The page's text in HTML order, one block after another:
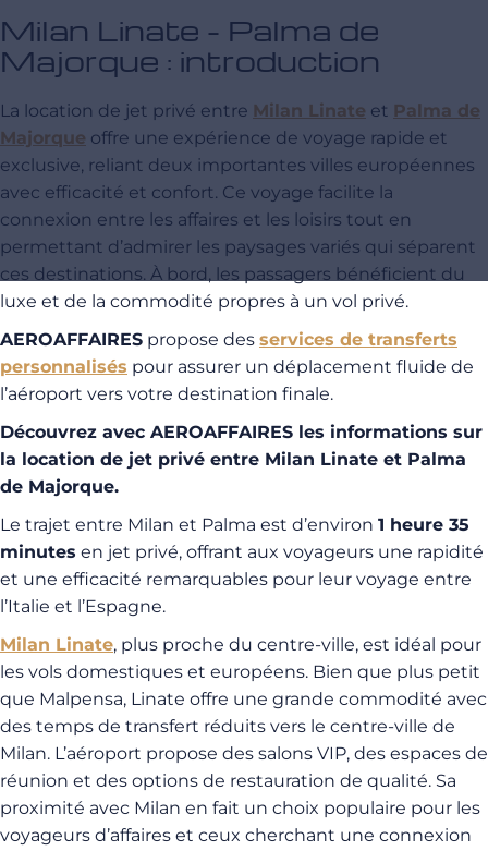
Milan Linate - Palma de
Majorque : introduction
La location de jet privé entre Milan Linate et Palma de
Majorque offre une expérience de voyage rapide et
exclusive, reliant deux importantes villes européennes
avec efficacité et confort. Ce voyage facilite la
connexion entre les affaires et les loisirs tout en
permettant d’admirer les paysages variés qui séparent
ces destinations. À bord, les passagers bénéficient du
luxe et de la commodité propres à un vol privé.
AEROAFFAIRES propose des services de transferts
personnalisés pour assurer un déplacement fluide de
l’aéroport vers votre destination finale.
Découvrez avec AEROAFFAIRES les informations sur
la location de jet privé entre Milan Linate et Palma
de Majorque.
Le trajet entre Milan et Palma est d’environ 1 heure 35
minutes en jet privé, offrant aux voyageurs une rapidité
et une efficacité remarquables pour leur voyage entre
l’Italie et l’Espagne.
Milan Linate, plus proche du centre-ville, est idéal pour
les vols domestiques et européens. Bien que plus petit
que Malpensa, Linate offre une grande commodité avec
des temps de transfert réduits vers le centre-ville de
Milan. L’aéroport propose des salons VIP, des espaces de
réunion et des options de restauration de qualité. Sa
proximité avec Milan en fait un choix populaire pour les
voyageurs d’affaires et ceux cherchant une connexion